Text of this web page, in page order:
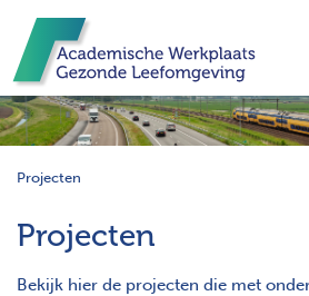
Projecten
Projecten
Bekijk hier de projecten die met